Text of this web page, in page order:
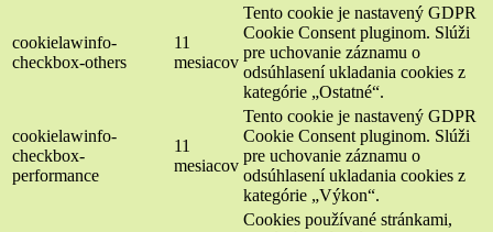
cookielawinfo-
checkbox-others
11
mesiacov
Tento cookie je nastavený GDPR
Cookie Consent pluginom. Slúži
pre uchovanie záznamu o
odsúhlasení ukladania cookies z
kategórie „Ostatné“.
cookielawinfo-
checkbox-
performance
11
mesiacov
Tento cookie je nastavený GDPR
Cookie Consent pluginom. Slúži
pre uchovanie záznamu o
odsúhlasení ukladania cookies z
kategórie „Výkon“.
Cookies používané stránkami,